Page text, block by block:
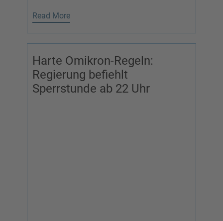
Read More
Harte Omikron-Regeln:
Regierung befiehlt
Sperrstunde ab 22 Uhr